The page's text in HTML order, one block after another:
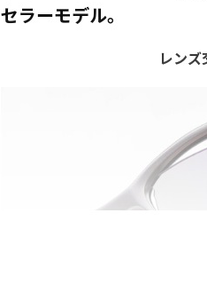
セラーモデル。
レン